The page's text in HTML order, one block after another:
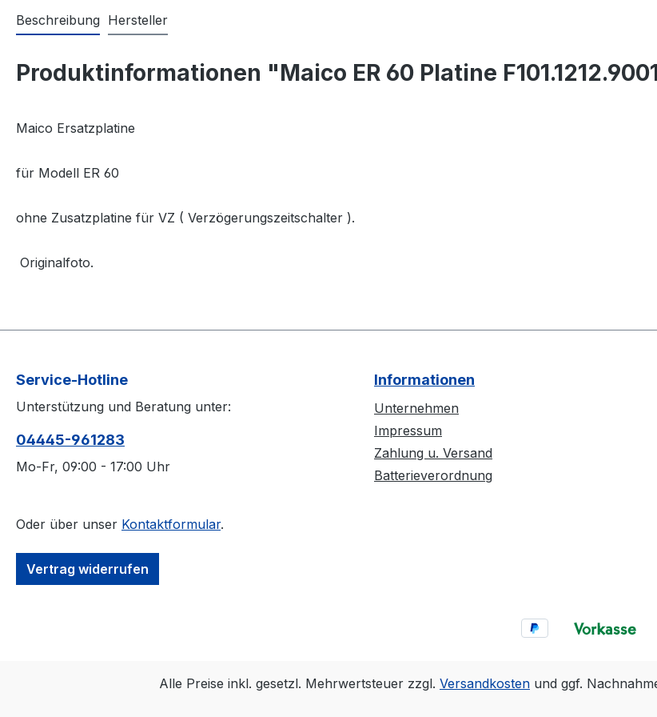
Beschreibung Hersteller
Produktinformationen "Maico ER 60 Platine
Maico Ersatzplatine
für Modell ER 60
ohne Zusatzplatine für VZ ( Verzögerungszeitschalter ).
Originalfoto.
Service-Hotline
Unterstützung und Beratung unter:
04445-​961283
Mo-Fr, 09:00 - 17:00 Uhr
Oder über unser Kontaktformular.
Vertrag widerrufen
Informationen
Unternehmen
Impressum
Zahlung u. Versand
Batterieverordnung
Alle Preise inkl. gesetzl. Mehrwertsteuer zzgl. Versandkosten und ggf.